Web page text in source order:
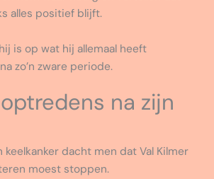
alles positief blijft.
is op wat hij allemaal heeft
zo’n zware periode.
na zijn
dacht men dat Val Kilmer
moest stoppen.